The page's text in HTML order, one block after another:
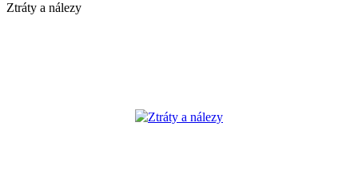
Ztráty a nálezy
Ztráty a nálezy